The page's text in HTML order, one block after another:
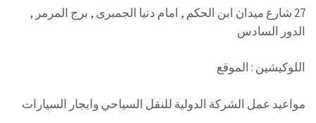
27 شارع ميدان ابن الحكم , امام دنيا الجمبرى , برج المرمر ,
الدور السادس
اللوكيشين : الموقع
مواعيد عمل الشركة الدولية للنقل السياحي وايجار السيارات